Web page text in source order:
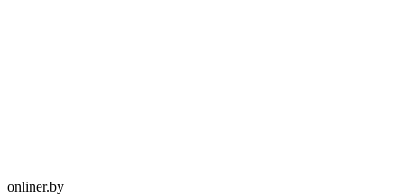
onliner.by